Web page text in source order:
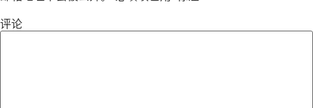
评论